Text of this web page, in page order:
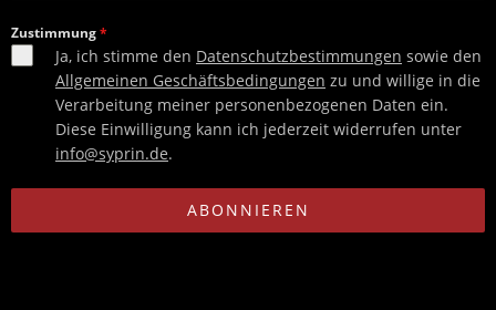
Zustimmung*
Ja, ich stimme den Datenschutzbestimmungen sowie den
Allgemeinen Geschäftsbedingungen zu und willige in die
Verarbeitung meiner personenbezogenen Daten ein.
Diese Einwilligung kann ich jederzeit widerrufen unter
info@syprin.de.
ABONNIEREN